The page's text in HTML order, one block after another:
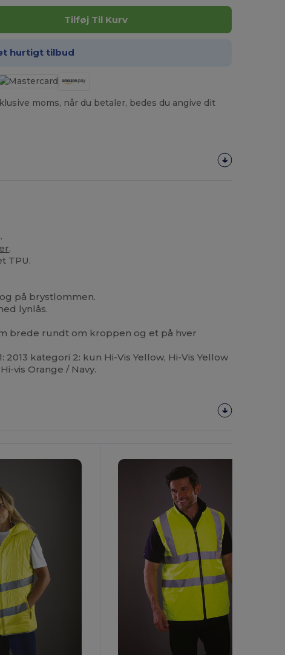
Tilføj Til Kurv
hurtigt tilbud
moms, når du betaler, bedes du angive dit
.
TPU.
på brystlommen.
lynlås.
brede rundt om kroppen og et på hver
2013 kategori 2: kun Hi-Vis Yellow, Hi-Vis Yellow
vis Orange / Navy.